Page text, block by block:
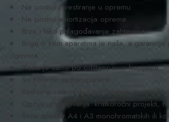
Ne postoji investiranje u opremu
Ne postoji amortizacija opreme
Brzo i lako prilagođavanje zahtevima
Briga o svim aparatima je naša, a
ugovora
Plaćanje samo po odštampanim kopijama
Svi troškovi su transparenti
Redovno i vanredno održavanje, toneri,
Opcije iznajmljivanja: kratkoročni projekti,
Širok spektar A4 i A3 monohromatskih ili